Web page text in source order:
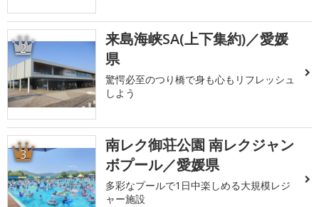
2
来島海峡SA(上下集約)／愛媛
県
驚愕必至のつり橋で身も心もリフレッシュ
しよう
3
南レク御荘公園 南レクジャン
ボプール／愛媛県
多彩なプールで1日中楽しめる大規模レジ
ャー施設